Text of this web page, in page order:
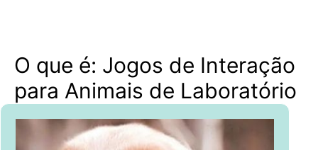
O que é: Jogos de Interação
para Animais de Laboratório